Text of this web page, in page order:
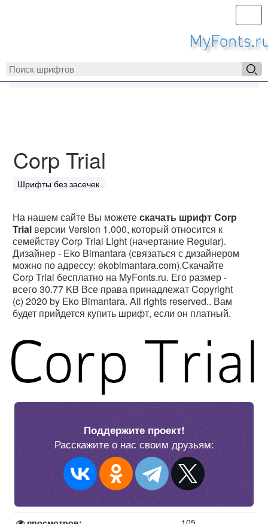
MyFonts.ru
Corp Trial
Шрифты без засечек
На нашем сайте Вы можетескачать шрифт Corp
Trial версии Version 1.000, который относится к
семейству Corp Trial Light (начертание Regular).
Дизайнер - Eko Bimantara (связаться с дизайнером
можно по адрессу: ekobimantara.com).Скачайте
Corp Trial бесплатно на MyFonts.ru. Его размер -
всего 30.77 KB Все права принадлежат Copyright
(c) 2020 by Eko Bimantara. All rights reserved.. Вам
будет прийдется купить шрифт, если он платный.
Поддержите проект!
Расскажите о нас своим друзьям: